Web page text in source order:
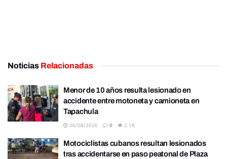
Noticias Relacionadas
Menor de 10 años resulta lesionado en
accidente entre motoneta y camioneta en
Tapachula
06/08/2026 0 2.1K
Motociclistas cubanos resultan lesionados
tras accidentarse en paso peatonal de Plaza